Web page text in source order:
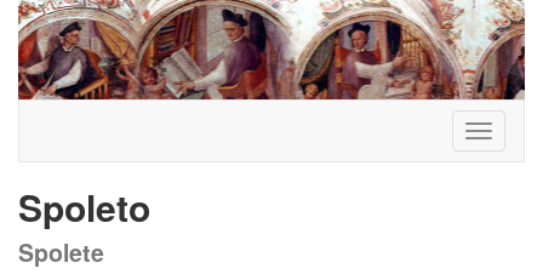
Toggle
Spoleto
Spolete